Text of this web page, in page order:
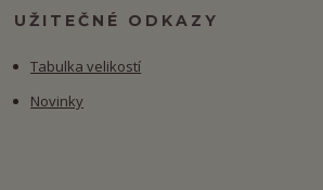
UŽITEČNÉ ODKAZY
Tabulka velikostí
Novinky